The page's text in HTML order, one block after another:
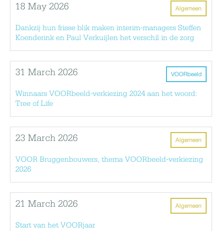
Algemeen
18 May 2026
Dankzij hun frisse blik maken interim-managers Steffen
Koenderink en Paul Verkuijlen het verschil in de zorg
VOORbeeld
31 March 2026
Winnaars VOORbeeld-verkiezing 2024 aan het woord:
Tree of Life
Algemeen
23 March 2026
VOOR Bruggenbouwers, thema VOORbeeld-verkiezing
2026
Algemeen
21 March 2026
Start van het VOORjaar